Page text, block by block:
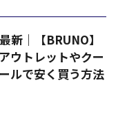
新｜【BRUNO】
ウトレットやクー
ルで安く買う方法